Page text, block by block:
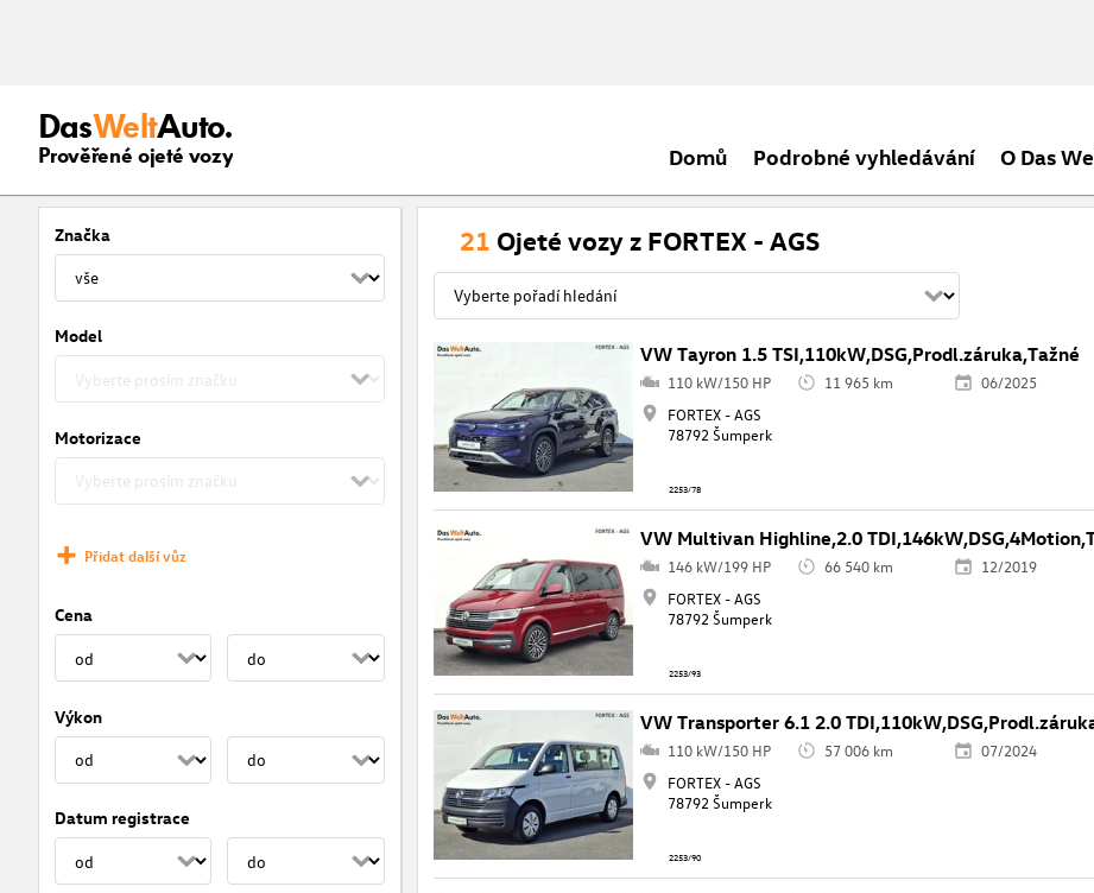
DasWeltAuto.
Prověřené ojeté vozy Domů Podrobné vyhledávání O Das
Značka
Model
Motorizace
Přidat další vůz
Cena
Výkon
Datum registrace
21 Ojeté vozy z FORTEX - AGS
VW Tayron 1.5 TSI,110kW,DSG,Prodl.záruka,Tažné
110 kW/150 HP 11 965 km
06/2025
FORTEX - AGS
78792 Šumperk
2253/78
VW Multivan Highline,2.0
146 kW/199 HP 66 540 km
12/2019
FORTEX - AGS
78792 Šumperk
2253/93
VW Transporter 6.1 2.0
110 kW/150 HP 57 006 km
07/2024
FORTEX - AGS
78792 Šumperk
2253/90